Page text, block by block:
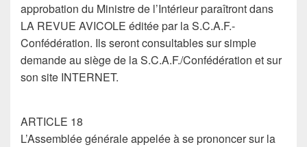
approbation du Ministre de l’Intérieur paraîtront dans
LA REVUE AVICOLE éditée par la S.C.A.F.-
Confédération. Ils seront consultables sur simple
demande au siège de la S.C.A.F./Confédération et sur
son site INTERNET.
ARTICLE 18
L’Assemblée générale appelée à se prononcer sur la